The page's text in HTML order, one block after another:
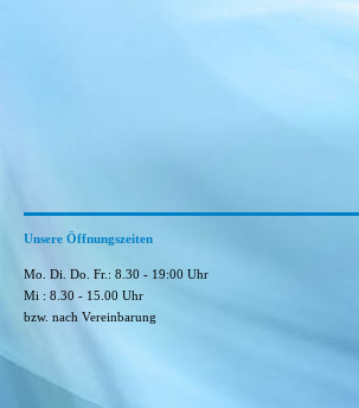
Unsere Öffnungszeiten
Mo. Di. Do. Fr.: 8.30 - 19:00 Uhr
Mi : 8.30 - 15.00 Uhr
bzw. nach Vereinbarung